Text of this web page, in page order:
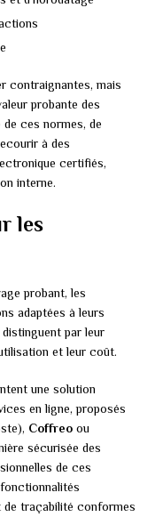
contraignantes, mais
probante des
ces normes, de
à des
certifiés,
interne.
les
probant, les
adaptées à leurs
par leur
et leur coût.
une solution
en ligne, proposés
Coffreo ou
sécurisée des
de ces
de traçabilité conformes